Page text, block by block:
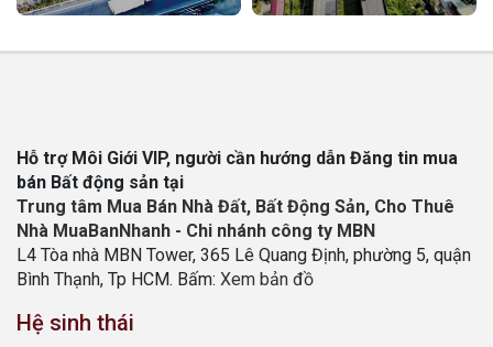
Hỗ trợ Môi Giới VIP, người cần hướng dẫn Đăng tin mua
bán Bất động sản tại
Trung tâm Mua Bán Nhà Đất, Bất Động Sản, Cho Thuê
Nhà MuaBanNhanh - Chi nhánh công ty MBN
L4 Tòa nhà MBN Tower, 365 Lê Quang Định, phường 5, quận
Bình Thạnh, Tp HCM. Bấm: Xem bản đồ
Hệ sinh thái